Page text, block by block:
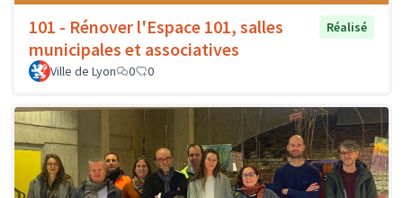
101 - Rénover l'Espace 101, salles
municipales et associatives
Réalisé
Ville de Lyon 0 0